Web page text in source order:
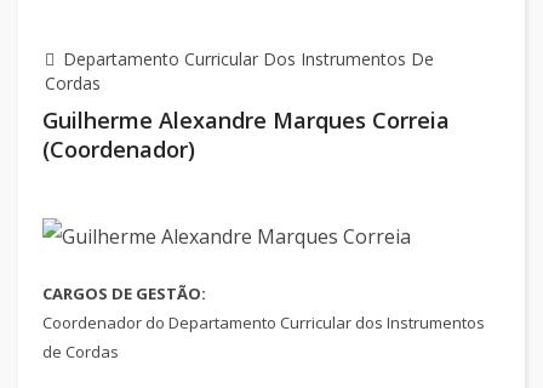
Departamento Curricular Dos Instrumentos De
Cordas
Guilherme Alexandre Marques Correia
(Coordenador)
CARGOS DE GESTÃO:
Coordenador do Departamento Curricular dos Instrumentos
de Cordas